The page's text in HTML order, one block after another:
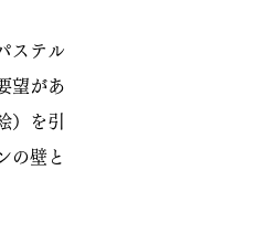
ステル
望があ
）を引
の壁と